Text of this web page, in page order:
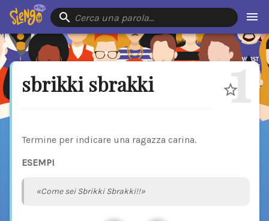
Cerca una parola…
sbrikki sbrakki 1
Termine per indicare una ragazza carina.
ESEMPI
«Come sei Sbrikki Sbrakki!!»